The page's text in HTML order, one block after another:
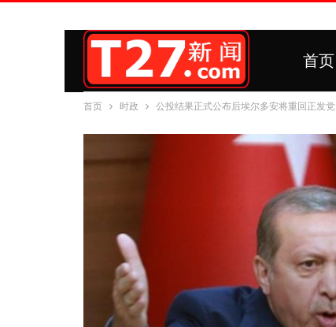
首页
首页 时政 公投结果正式公布后埃尔多安将重回正发党